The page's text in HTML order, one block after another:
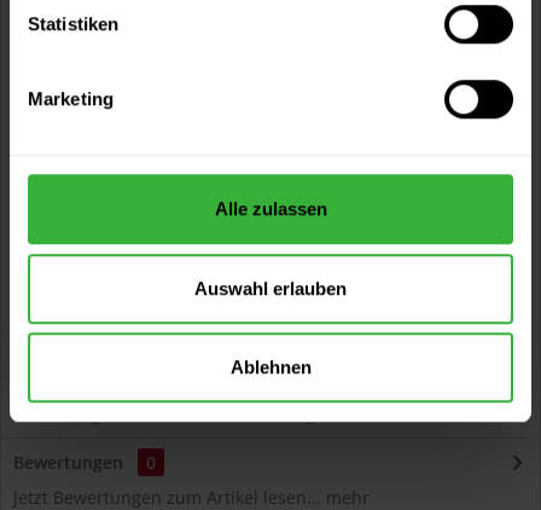
Statistiken
Marketing
Alle zulassen
Auswahl erlauben
Ablehnen
Persönliche Beratung unter040 60 77 65 23
Lackierungen und Lackausbesserungen am Auto...
Bewertungen
0
Jetzt Bewertungen zum Artikel lesen... mehr